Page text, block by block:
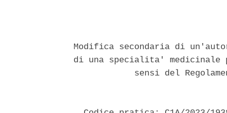
Modifica secondaria di
di una specialita' medicinale
sensi del